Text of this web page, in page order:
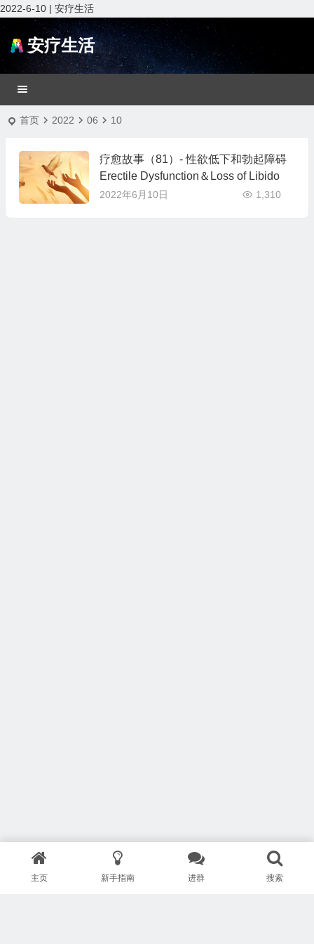
2022-6-10 | 安疗生活
安疗生活
首页 2022 06 10
疗愈故事（81）- 性欲低下和勃起障碍
Erectile Dysfunction＆Loss of Libido
2022年6月10日 1,310
主页 新手指南 进群 搜索